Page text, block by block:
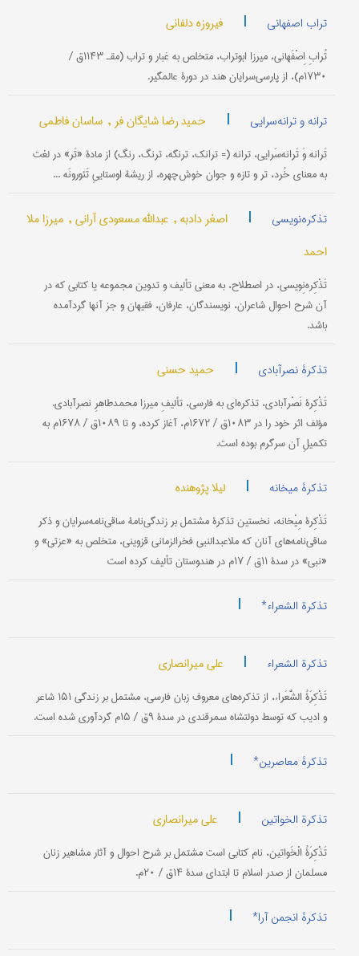
تراب اصفهانی | فیروزه دلفانی
تُرابِ اِصْفَهانی، میرزا ابوتراب، متخلص به غبار و تراب (مقـ ۱۱۴۳ق /
۱۷۳۰م)، از پارسی‌سرایان هند در دورۀ عالمگیر.
ترانه و ترانه‌سرایی | حمید رضا شایگان فر , ساسان فاطمی
تَرانه وَ تَرانه‌سَرایی، ترانه (= ترانک، ترنگه، ترنگ، رنگ) از مادۀ «تَر» در لغت
به معنای خُرد، تر و تازه و جوان خوش‌چهره، از ریشۀ اوستاییِ تَئورونَه ...
تذکره‌نویسی | اصغر دادبه , عبدالله مسعودی آرانی , میرزا ملا
احمد
تَذْکِره‌نِویسی، در اصطلاح، به معنی تألیف و تدوین مجموعه یا کتابی که در
آن شرح احوال شاعران، نویسندگان، عارفان، فقیهان و جز آنها گردآمده
باشد.
تذکرۀ نصرآبادی | حمید حسنی
تَذْکِرۀ نَصْرآبادی، تذکره‌ای به فارسی، تألیفِ میرزا محمدطاهرِ نصرآبادی.
مؤلف اثر خود را در ۱۰۸۳ق / ۱۶۷۲م، آغاز کرده، و تا ۱۰۸۹ق / ۱۶۷۸م به
تکمیلِ آن سرگرم بوده است.
تذکرۀ میخانه | لیلا پژوهنده
تَذْکِرۀ مِیْخانه، نخستین تذکرۀ مشتمل بر زندگی‌نامۀ ساقی‌نامه‌سرایان و ذکر
ساقی‌نامه‌‌های آنان که ملاعبدالنبی فخرالزمانی قزوینی، متخلص به «عزتی» و
«نبی» در سدۀ ۱۱ق / ۱۷م در هندوستان تألیف کرده است
تذکرة الشعراء* |
تذکرة الشعراء | علی میرانصاری
تَذْکِرَةُ الشُّعَراء، از تذکره‌های معروف زبان فارسی، مشتمل بر زندگی ۱۵۱ شاعر
و ادیب که توسط دولتشاه سمرقندی در سدۀ ۹ق / ۱۵م گردآوری شده است.
تذکرۀ معاصرین* |
تذکرة الخواتین | علی میرانصاری
تَذْکِرَةُ الْخَواتین، نام کتابی است مشتمل بر شرح احوال و آثار مشاهیر زنان
مسلمان از صدر اسلام تا ابتدای سدۀ ۱۴ق / ۲۰م.
تذکرۀ انجمن آرا* |